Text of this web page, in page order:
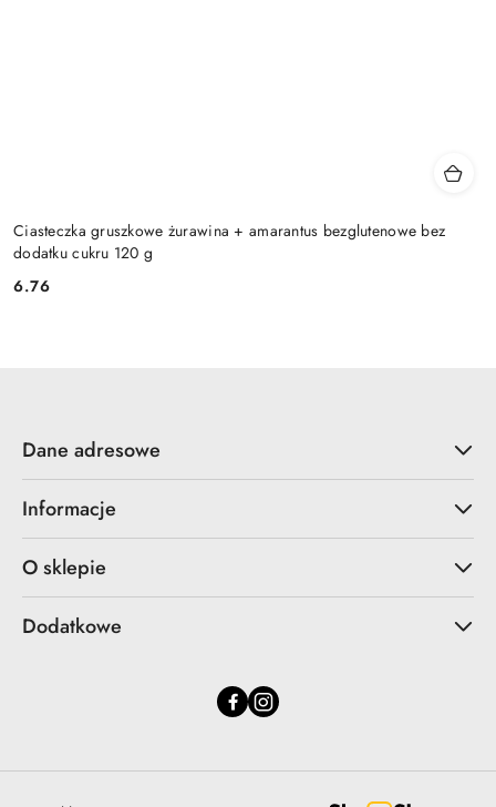
Ciasteczka gruszkowe żurawina + amarantus bezglutenowe bez
dodatku cukru 120 g
Cena:
6.76
Dane adresowe
Informacje
O sklepie
Dodatkowe